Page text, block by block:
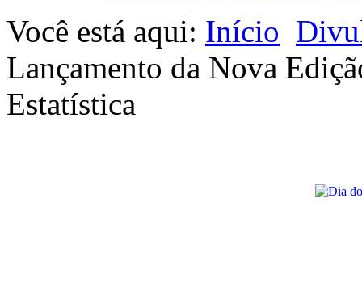
Você está aqui: Início
Lançamento da Nova
Estatística